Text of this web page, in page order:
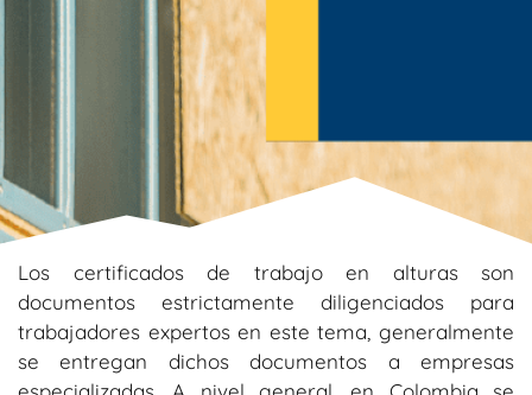
Los certificados de trabajo en alturas son
documentos estrictamente diligenciados para
trabajadores expertos en este tema, generalmente
se entregan dichos documentos a empresas